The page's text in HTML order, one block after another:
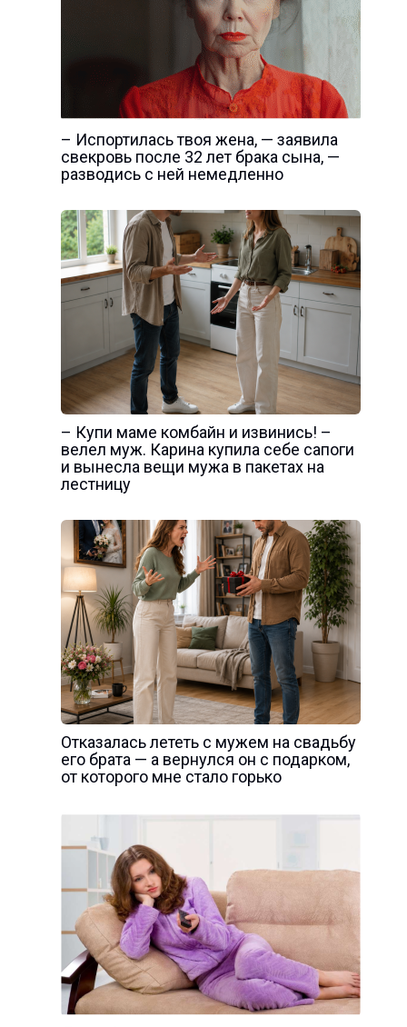
– Испортилась твоя жена, — заявила
свекровь после 32 лет брака сына, —
разводись с ней немедленно
– Купи маме комбайн и извинись! –
велел муж. Карина купила себе сапоги
и вынесла вещи мужа в пакетах на
лестницу
Отказалась лететь с мужем на свадьбу
его брата — а вернулся он с подарком,
от которого мне стало горько